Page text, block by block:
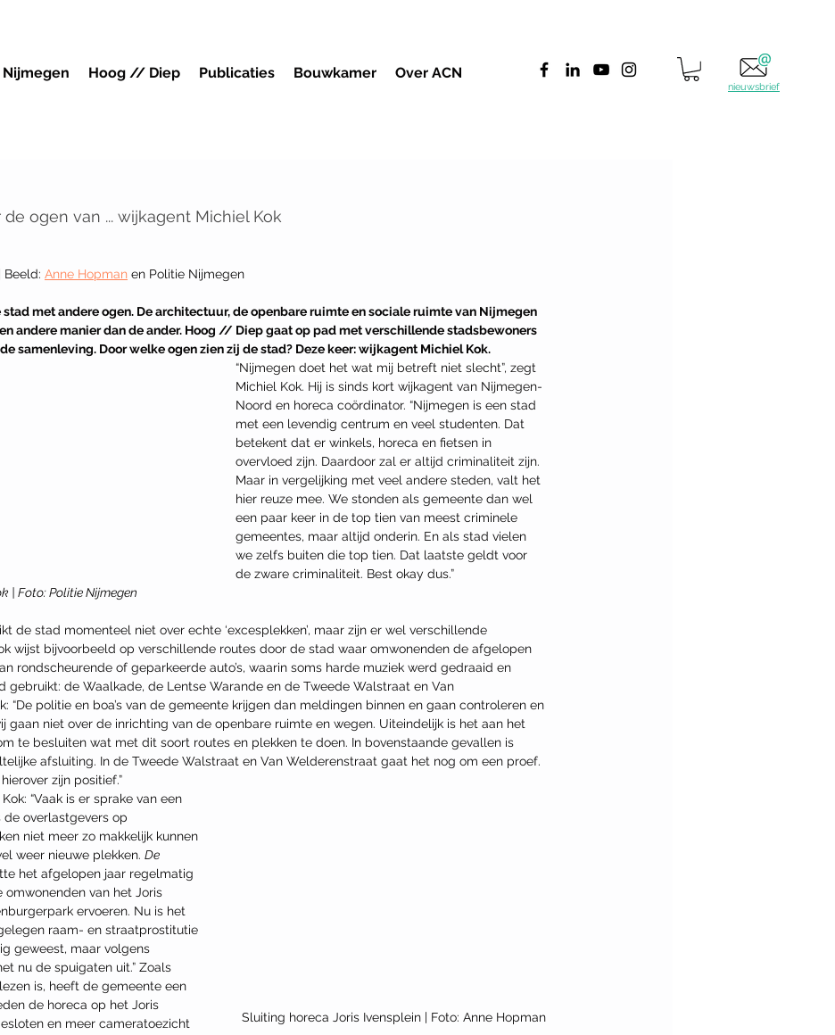
Hoog // Diep Publicaties Bouwkamer Over ACN
nieuwsbrief
ogen van ... wijkagent Michiel Kok
| Beeld: Anne Hopman en Politie Nijmegen
met andere ogen. De architectuur, de openbare ruimte en sociale ruimte van Nijmegen
andere manier dan de ander. Hoog // Diep gaat op pad met verschillende stadsbewoners
samenleving. Door welke ogen zien zij de stad? Deze keer: wijkagent Michiel Kok.
“Nijmegen doet het wat mij betreft niet slecht”, zegt
Michiel Kok. Hij is sinds kort wijkagent van Nijmegen-
Noord en horeca coördinator. “Nijmegen is een stad
met een levendig centrum en veel studenten. Dat
betekent dat er winkels, horeca en fietsen in
overvloed zijn. Daardoor zal er altijd criminaliteit zijn.
Maar in vergelijking met veel andere steden, valt het
hier reuze mee. We stonden als gemeente dan wel
een paar keer in de top tien van meest criminele
gemeentes, maar altijd onderin. En als stad vielen
we zelfs buiten die top tien. Dat laatste geldt voor
de zware criminaliteit. Best okay dus.”
| Foto: Politie Nijmegen
de stad momenteel niet over echte ‘excesplekken’, maar zijn er wel verschillende
wijst bijvoorbeeld op verschillende routes door de stad waar omwonenden de afgelopen
rondscheurende of geparkeerde auto’s, waarin soms harde muziek werd gedraaid en
gebruikt: de Waalkade, de Lentse Warande en de Tweede Walstraat en Van
“De politie en boa’s van de gemeente krijgen dan meldingen binnen en gaan controleren en
gaan niet over de inrichting van de openbare ruimte en wegen. Uiteindelijk is het aan het
te besluiten wat met dit soort routes en plekken te doen. In bovenstaande gevallen is
afsluiting. In de Tweede Walstraat en Van Welderenstraat gaat het nog om een proef.
zijn positief.”
Sluiting horeca Joris Ivensplein | Foto: Anne Hopman
“Vaak is er sprake van een
overlastgevers op
niet meer zo makkelijk kunnen
weer nieuwe plekken. De
het afgelopen jaar regelmatig
omwonenden van het Joris
ervoeren. Nu is het
raam- en straatprostitutie
geweest, maar volgens
nu de spuigaten uit.” Zoals
is, heeft de gemeente een
de horeca op het Joris
en meer cameratoezicht